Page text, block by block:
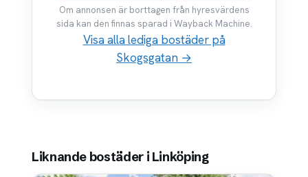
Om annonsen är borttagen från hyresvärdens
sida kan den finnas sparad i Wayback Machine.
Visa alla lediga bostäder på
Skogsgatan →
Liknande bostäder i Linköping